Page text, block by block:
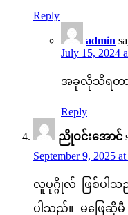
Reply
admin
July 15, 2024
အခုလိုသိရတာ
Reply
ညိုဝင်းအောင်
September 9, 2025
လူပုဂ္ဂိုလ် ဖြစ်ပါသ
ပါသည်။ မဖြေဆို